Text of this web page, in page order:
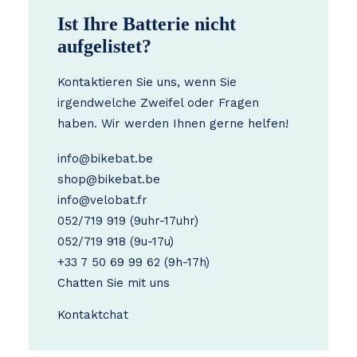
Ist Ihre Batterie nicht
aufgelistet?
Kontaktieren Sie uns, wenn Sie
irgendwelche Zweifel oder Fragen
haben. Wir werden Ihnen gerne helfen!
info@bikebat.be
shop@bikebat.be
info@velobat.fr
052/719 919 (9uhr-17uhr)
052/719 918 (9u-17u)
+33 7 50 69 99 62 (9h-17h)
Chatten Sie mit uns
Kontaktchat